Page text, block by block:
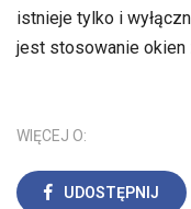
istnieje tylko i
jest stosowanie okien
WIĘCEJ O:
UDOSTĘPNIJ